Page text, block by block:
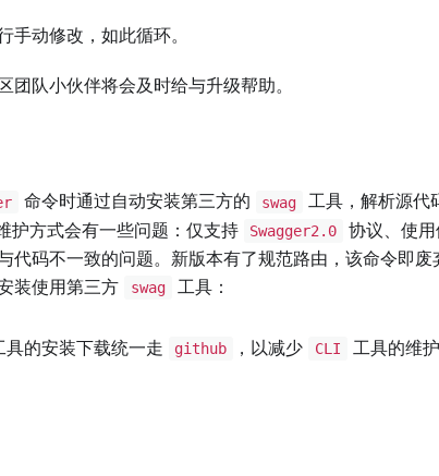
动修改，如此循环。
队小伙伴将会及时给与升级帮助。
命令时通过自动安装第三方的 swag
工具，解析源代
护方式会有一些问题：仅支持 Swagger2.0
协议、使
代码不一致的问题。新版本有了规范路由，该命令即废
装使用第三方
swag
工具：
具的安装下载统一走 github ，以减少 CLI
工具的维